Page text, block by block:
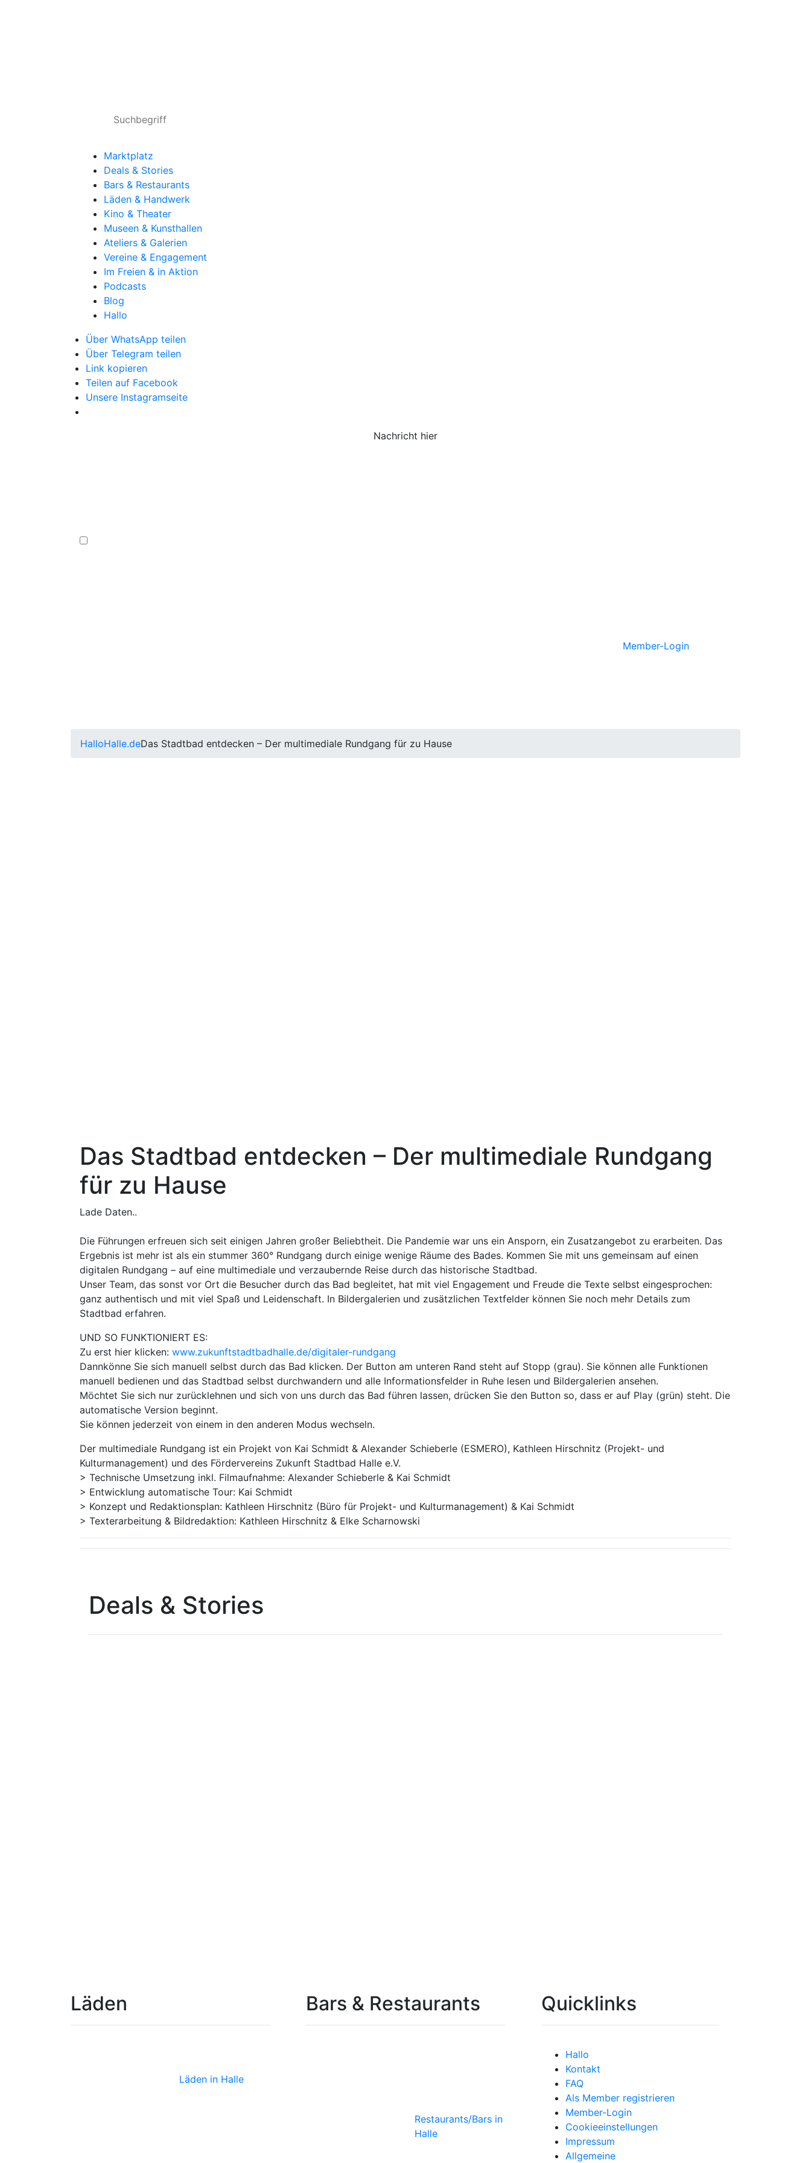
Marktplatz
Deals & Stories
Bars & Restaurants
Läden & Handwerk
Kino & Theater
Museen & Kunsthallen
Ateliers & Galerien
Vereine & Engagement
Im Freien & in Aktion
Podcasts
Blog
Hallo
Über WhatsApp teilen
Über Telegram teilen
Link kopieren
Teilen auf Facebook
Unsere Instagramseite
Nachricht hier
Member-Login
HalloHalle.deDas Stadtbad entdecken – Der multimediale Rundgang für zu Hause
Das Stadtbad entdecken – Der multimediale Rundgang
für zu Hause
Lade Daten..
Die Führungen erfreuen sich seit einigen Jahren großer Beliebtheit. Die Pandemie war uns ein Ansporn, ein Zusatzangebot zu erarbeiten. Das
Ergebnis ist mehr ist als ein stummer 360° Rundgang durch einige wenige Räume des Bades. Kommen Sie mit uns gemeinsam auf einen
digitalen Rundgang – auf eine multimediale und verzaubernde Reise durch das historische Stadtbad.
Unser Team, das sonst vor Ort die Besucher durch das Bad begleitet, hat mit viel Engagement und Freude die Texte selbst eingesprochen:
ganz authentisch und mit viel Spaß und Leidenschaft. In Bildergalerien und zusätzlichen Textfelder können Sie noch mehr Details zum
Stadtbad erfahren.
UND SO FUNKTIONIERT ES:
Zu erst hier klicken: www.zukunftstadtbadhalle.de/digitaler-rundgang
Dannkönne Sie sich manuell selbst durch das Bad klicken. Der Button am unteren Rand steht auf Stopp (grau). Sie können alle Funktionen
manuell bedienen und das Stadtbad selbst durchwandern und alle Informationsfelder in Ruhe lesen und Bildergalerien ansehen.
Möchtet Sie sich nur zurücklehnen und sich von uns durch das Bad führen lassen, drücken Sie den Button so, dass er auf Play (grün) steht. Die
automatische Version beginnt.
Sie können jederzeit von einem in den anderen Modus wechseln.
Der multimediale Rundgang ist ein Projekt von Kai Schmidt & Alexander Schieberle (ESMERO), Kathleen Hirschnitz (Projekt- und
Kulturmanagement) und des Fördervereins Zukunft Stadtbad Halle e.V.
> Technische Umsetzung inkl. Filmaufnahme: Alexander Schieberle & Kai Schmidt
> Entwicklung automatische Tour: Kai Schmidt
> Konzept und Redaktionsplan: Kathleen Hirschnitz (Büro für Projekt- und Kulturmanagement) & Kai Schmidt
> Texterarbeitung & Bildredaktion: Kathleen Hirschnitz & Elke Scharnowski
Deals & Stories
Läden
Läden in Halle
Bars & Restaurants
Restaurants/Bars in
Halle
Quicklinks
Hallo
Kontakt
FAQ
Als Member registrieren
Member-Login
Cookieeinstellungen
Impressum
Allgemeine